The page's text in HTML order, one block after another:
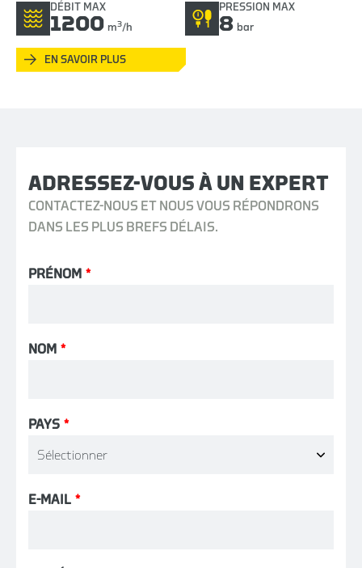
DÉBIT MAX
1200 m3/h
PRESSION MAX
8 bar
EN SAVOIR PLUS
ADRESSEZ-VOUS À UN EXPERT
CONTACTEZ-NOUS ET NOUS VOUS RÉPONDRONS
DANS LES PLUS BREFS DÉLAIS.
PRÉNOM *
NOM *
PAYS *
E-MAIL *